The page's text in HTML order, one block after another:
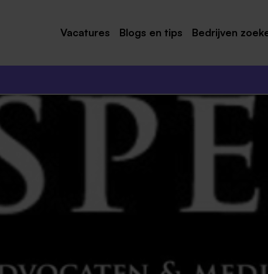
Vacatures
Maastricht
Roermond
Venray
Midden-Limburg
Blogs en tips Bedrijven